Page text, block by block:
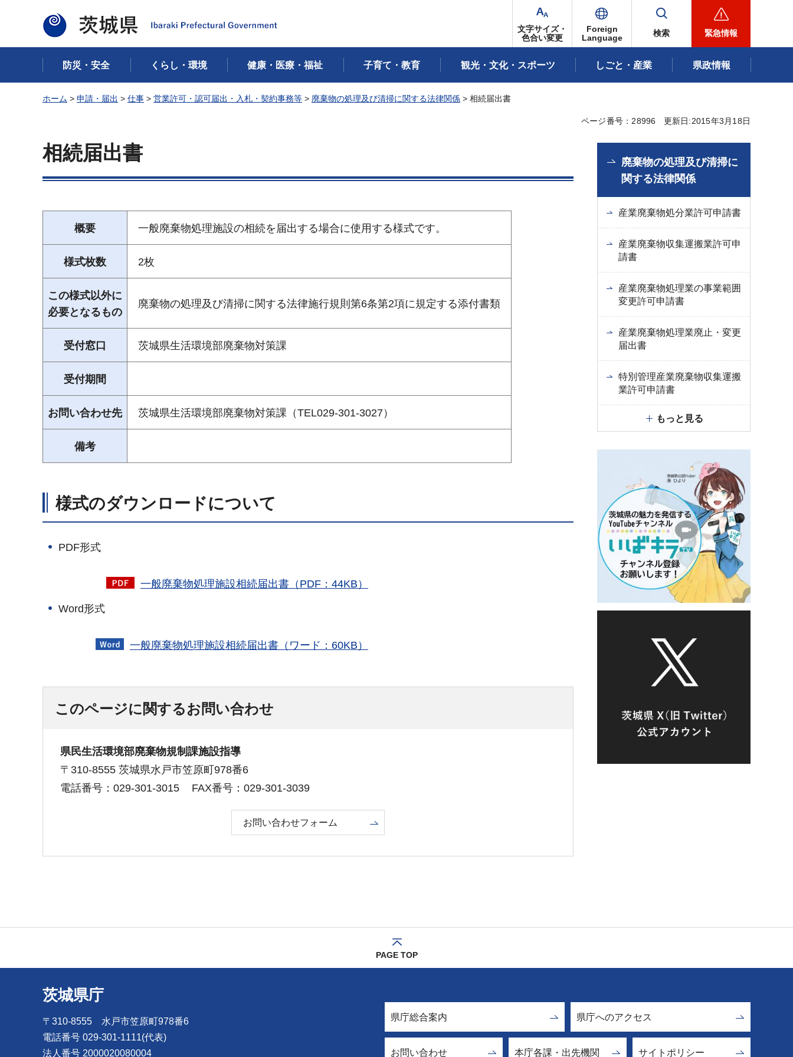
茨城県
文字サイズ・
色合い変更
Foreign
Language
検索 緊急情報
防災・安全 くらし・環境 健康・医療・福祉 子育て・教育 観光・文化・スポーツ しごと・産業 県政情報
ホーム > 申請・届出 > 仕事 > 営業許可・認可届出・入札・契約事務等 > 廃棄物の処理及び清掃に関する法律関係 > 相続届出書
ページ番号：28996 更新日:2015年3月18日
相続届出書
概要 一般廃棄物処理施設の相続を届出する場合に使用する様式です。
様式枚数 2枚
この様式以外に
必要となるもの
廃棄物の処理及び清掃に関する法律施行規則第6条第2項に規定する添付書類
受付窓口 茨城県生活環境部廃棄物対策課
受付期間
お問い合わせ先 茨城県生活環境部廃棄物対策課（TEL029-301-3027）
備考
様式のダウンロードについて
PDF形式
一般廃棄物処理施設相続届出書（PDF：44KB）
Word形式
一般廃棄物処理施設相続届出書（ワード：60KB）
このページに関するお問い合わせ
県民生活環境部廃棄物規制課施設指導
〒310-8555 茨城県水戸市笠原町978番6
電話番号：029-301-3015
FAX番号：029-301-3039
お問い合わせフォーム
廃棄物の処理及び清掃に
関する法律関係
産業廃棄物処分業許可申請書
産業廃棄物収集運搬業許可申
請書
産業廃棄物処理業の事業範囲
変更許可申請書
産業廃棄物処理業廃止・変更
届出書
特別管理産業廃棄物収集運搬
業許可申請書
もっと見る
PAGE TOP
茨城県庁
〒310-8555 水戸市笠原町978番6
電話番号 029-301-1111(代表)
法人番号 2000020080004
県庁総合案内 県庁へのアクセス
お問い合わせ 本庁各課・出先機関 サイトポリシー